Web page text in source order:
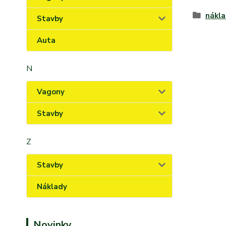
Stavby
Auta
N
Vagony
Stavby
Z
Stavby
Náklady